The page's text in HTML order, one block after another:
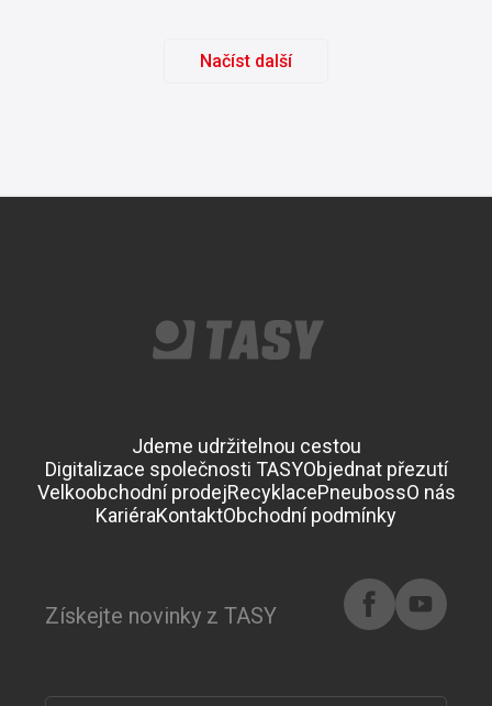
Načíst další
Jdeme udržitelnou cestou
Digitalizace společnosti TASYObjednat přezutí
Velkoobchodní prodejRecyklacePneubossO nás
KariéraKontaktObchodní podmínky
Získejte novinky z TASY